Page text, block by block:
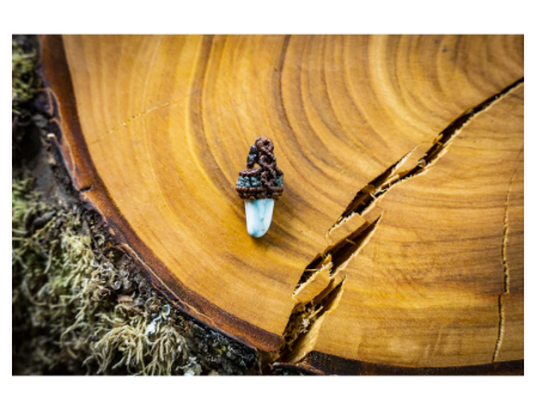
produktu
je
0,0
z
5
hvězdiček.